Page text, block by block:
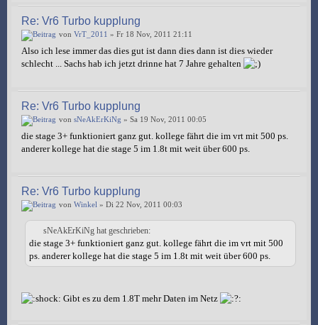
Re: Vr6 Turbo kupplung
von VrT_2011 » Fr 18 Nov, 2011 21:11
Also ich lese immer das dies gut ist dann dies dann ist dies wieder
schlecht ... Sachs hab ich jetzt drinne hat 7 Jahre gehalten
Re: Vr6 Turbo kupplung
von sNeAkErKiNg » Sa 19 Nov, 2011 00:05
die stage 3+ funktioniert ganz gut. kollege fährt die im vrt mit 500 ps.
anderer kollege hat die stage 5 im 1.8t mit weit über 600 ps.
Re: Vr6 Turbo kupplung
von Winkel » Di 22 Nov, 2011 00:03
sNeAkErKiNg hat geschrieben:
die stage 3+ funktioniert ganz gut. kollege fährt die im vrt mit 500
ps. anderer kollege hat die stage 5 im 1.8t mit weit über 600 ps.
Gibt es zu dem 1.8T mehr Daten im Netz